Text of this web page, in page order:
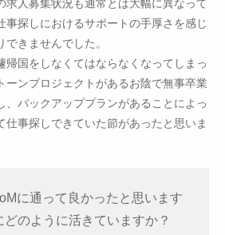
求人募集状況も通常とは大幅に異なって
事探しにおけるサポートの手厚さを感じ
きませんでした。
帰国をしなくてはならなくなってしまっ
ーンプロジェクトがあるお陰で無事卒業
、バックアッププランがあることによっ
仕事探しできていた節があったと思いま
に通って良かったと思います
のように活きていますか？